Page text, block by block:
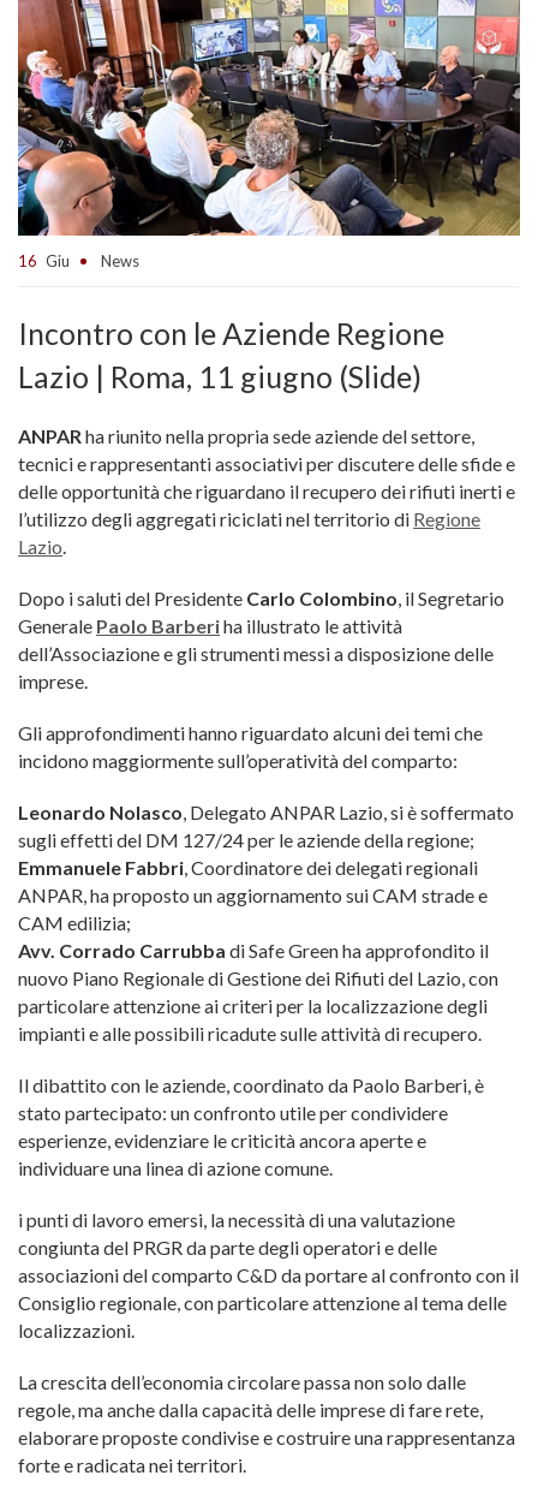
16 Giu News
Incontro con le Aziende Regione
Lazio | Roma, 11 giugno (Slide)
ANPARha riunito nella propria sede aziende del settore,
tecnici e rappresentanti associativi per discutere delle sfide e
delle opportunità che riguardano il recupero dei rifiuti inerti e
l’utilizzo degli aggregati riciclati nel territorio di Regione
Lazio.
Dopo i saluti del Presidente Carlo Colombino, il Segretario
Generale Paolo Barberiha illustrato le attività
dell’Associazione e gli strumenti messi a disposizione delle
imprese.
Gli approfondimenti hanno riguardato alcuni dei temi che
incidono maggiormente sull’operatività del comparto:
Leonardo Nolasco, Delegato ANPAR Lazio, si è soffermato
sugli effetti del DM 127/24 per le aziende della regione;
Emmanuele Fabbri, Coordinatore dei delegati regionali
ANPAR, ha proposto un aggiornamento sui CAM strade e
CAM edilizia;
Avv. Corrado Carrubba di Safe Green ha approfondito il
nuovo Piano Regionale di Gestione dei Rifiuti del Lazio, con
particolare attenzione ai criteri per la localizzazione degli
impianti e alle possibili ricadute sulle attività di recupero.
Il dibattito con le aziende, coordinato da Paolo Barberi, è
stato partecipato: un confronto utile per condividere
esperienze, evidenziare le criticità ancora aperte e
individuare una linea di azione comune.
i punti di lavoro emersi, la necessità di una valutazione
congiunta del PRGR da parte degli operatori e delle
associazioni del comparto C&D da portare al confronto con il
Consiglio regionale, con particolare attenzione al tema delle
localizzazioni.
La crescita dell’economia circolare passa non solo dalle
regole, ma anche dalla capacità delle imprese di fare rete,
elaborare proposte condivise e costruire una rappresentanza
forte e radicata nei territori.